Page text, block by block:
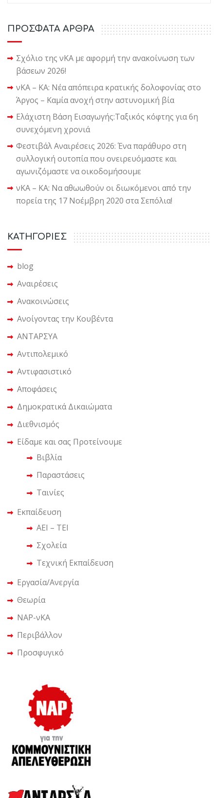
ΠΡΟΣΦΑΤΑ ΑΡΘΡΑ
Σχόλιο της νΚΑ με αφορμή την ανακοίνωση των
βάσεων 2026!
νΚΑ – ΚΑ: Νέα απόπειρα κρατικής δολοφονίας στο
Άργος – Καμία ανοχή στην αστυνομική βία
Ελάχιστη Βάση Εισαγωγής:Ταξικός κόφτης για 6η
συνεχόμενη χρονιά
Φεστιβάλ Αναιρέσεις 2026: Ένα παράθυρο στη
συλλογική ουτοπία που ονειρευόμαστε και
αγωνιζόμαστε να οικοδομήσουμε
νΚΑ – ΚΑ: Να αθωωθούν οι διωκόμενοι από την
πορεία της 17 Νοέμβρη 2020 στα Σεπόλια!
KΑΤΗΓΟΡΙΕΣ
blog
Αναιρέσεις
Ανακοινώσεις
Ανοίγοντας την Κουβέντα
ΑΝΤΑΡΣΥΑ
Αντιπολεμικό
Αντιφασιστικό
Αποφάσεις
Δημοκρατικά Δικαιώματα
Διεθνισμός
Είδαμε και σας Προτείνουμε
Βιβλία
Παραστάσεις
Ταινίες
Εκπαίδευση
ΑΕΙ – ΤΕΙ
Σχολεία
Τεχνική Εκπαίδευση
Εργασία/Ανεργία
Θεωρία
ΝΑΡ-νΚΑ
Περιβάλλον
Προσφυγικό